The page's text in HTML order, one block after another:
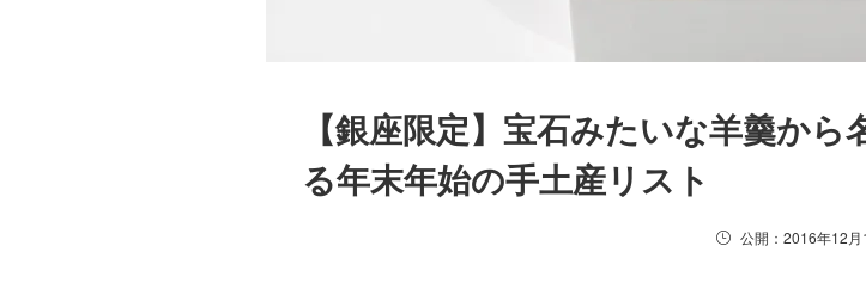
【銀座限定】宝石みたいな羊羹か
る年末年始の手土産リスト
公開：2016年12月